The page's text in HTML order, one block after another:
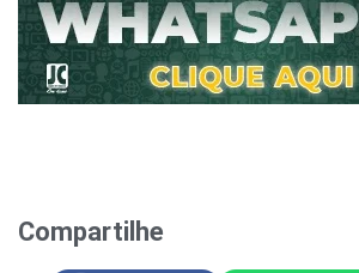
Compartilhe